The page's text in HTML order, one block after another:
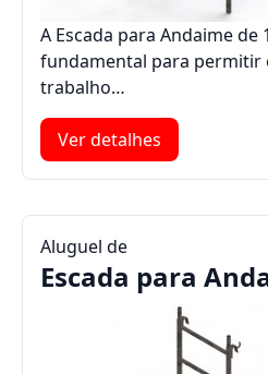
A Escada para Andaime de
fundamental para permitir
trabalho…
Ver detalhes
Aluguel de
Escada para